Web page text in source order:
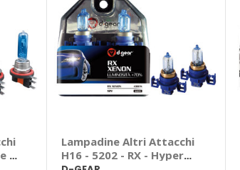
-
Lampadine Altri Attacchi
H16 - 5202 - RX - Hyper